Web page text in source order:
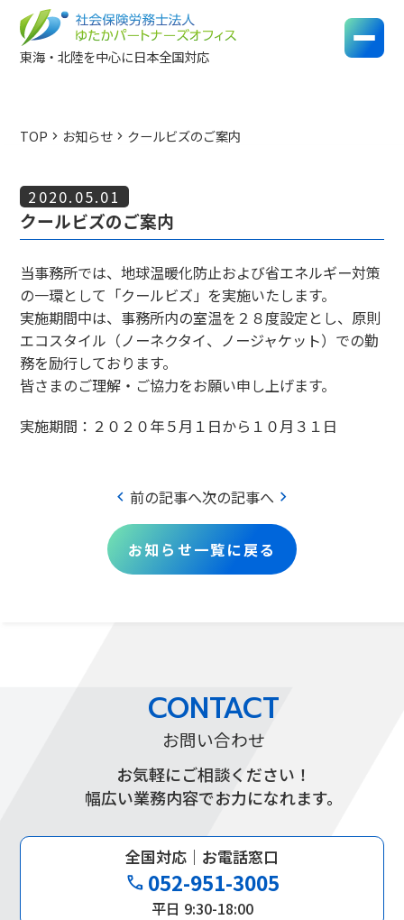
東海・北陸を中心に日本全国対応
TOP chevron_right お知らせ chevron_right クールビズのご案内
2020.05.01
クールビズのご案内
当事務所では、地球温暖化防止および省エネルギー対策
の一環として「クールビズ」を実施いたします。
実施期間中は、事務所内の室温を２８度設定とし、原則
エコスタイル（ノーネクタイ、ノージャケット）での勤
務を励行しております。
皆さまのご理解・ご協力をお願い申し上げます。
実施期間：２０２０年５月１日から１０月３１日
chevron_left 前の記事へ次の記事へ chevron_right
お知らせ一覧に戻る
CONTACT
お問い合わせ
お気軽にご相談ください！
幅広い業務内容でお力になれます。
全国対応｜お電話窓口
phone 052-951-3005
平日 9:30-18:00